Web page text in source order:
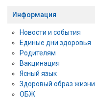
Информация
Новости и события
Единые дни здоровья
Родителям
Вакцинация
Ясный язык
Здоровый образ жизни
ОБЖ